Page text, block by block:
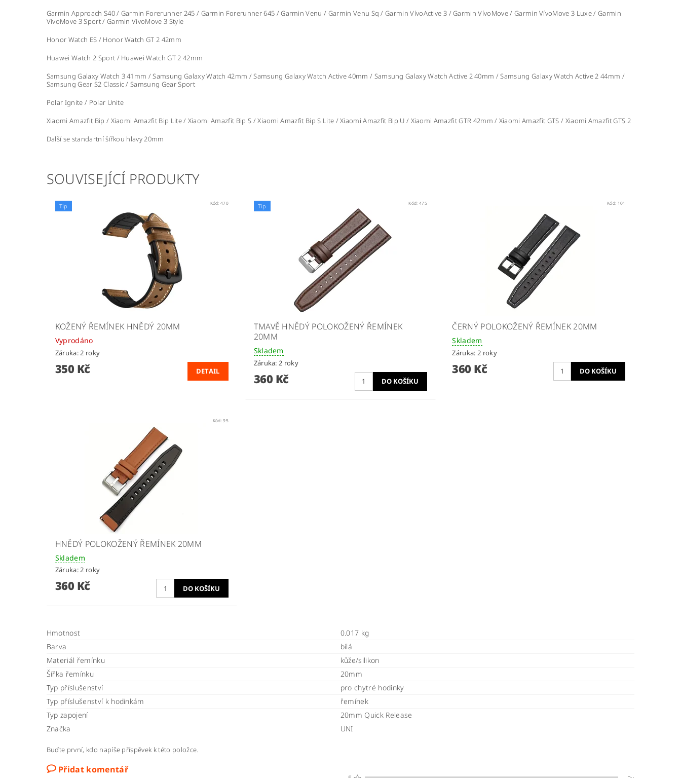
Garmin Approach S40 / Garmin Forerunner 245 / Garmin Forerunner 645 / Garmin Venu / Garmin Venu Sq / Garmin VívoActive 3 / Garmin VívoMove / Garmin VívoMove 3 Luxe / Garmin
VívoMove 3 Sport / Garmin VívoMove 3 Style
Honor Watch ES / Honor Watch GT 2 42mm
Huawei Watch 2 Sport / Huawei Watch GT 2 42mm
Samsung Galaxy Watch 3 41mm / Samsung Galaxy Watch 42mm / Samsung Galaxy Watch Active 40mm / Samsung Galaxy Watch Active 2 40mm / Samsung Galaxy Watch Active 2 44mm /
Samsung Gear S2 Classic / Samsung Gear Sport
Polar Ignite / Polar Unite
Xiaomi Amazfit Bip / Xiaomi Amazfit Bip Lite / Xiaomi Amazfit Bip S / Xiaomi Amazfit Bip S Lite / Xiaomi Amazfit Bip U / Xiaomi Amazfit GTR 42mm / Xiaomi Amazfit GTS / Xiaomi Amazfit GTS 2
Další se standartní šířkou hlavy 20mm
SOUVISEJÍCÍ PRODUKTY
Tip Kód:470
KOŽENÝ ŘEMÍNEK HNĚDÝ 20MM
Vyprodáno
Záruka: 2 roky
350 Kč DETAIL
Tip Kód: 475
TMAVĚ HNĚDÝ POLOKOŽENÝ ŘEMÍNEK
20MM
Skladem
Záruka: 2 roky
360 Kč
Kód: 101
ČERNÝ POLOKOŽENÝ ŘEMÍNEK 20MM
Skladem
Záruka: 2 roky
360 Kč
Kód:95
HNĚDÝ POLOKOŽENÝ ŘEMÍNEK 20MM
Skladem
Záruka: 2 roky
360 Kč
Hmotnost
0.017 kg
Barva
bílá
Materiál řemínku
kůže/silikon
Šířka řemínku
20mm
Typ příslušenství
pro chytré hodinky
Typ příslušenství k hodinkám
řemínek
Typ zapojení
20mm Quick Release
Značka
UNI
Buďte první, kdo napíše příspěvek k této položce.
Přidat komentář